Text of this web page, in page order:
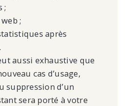
;
;
après
aussi exhaustive que
cas d’usage,
suppression d’un
sera porté à votre